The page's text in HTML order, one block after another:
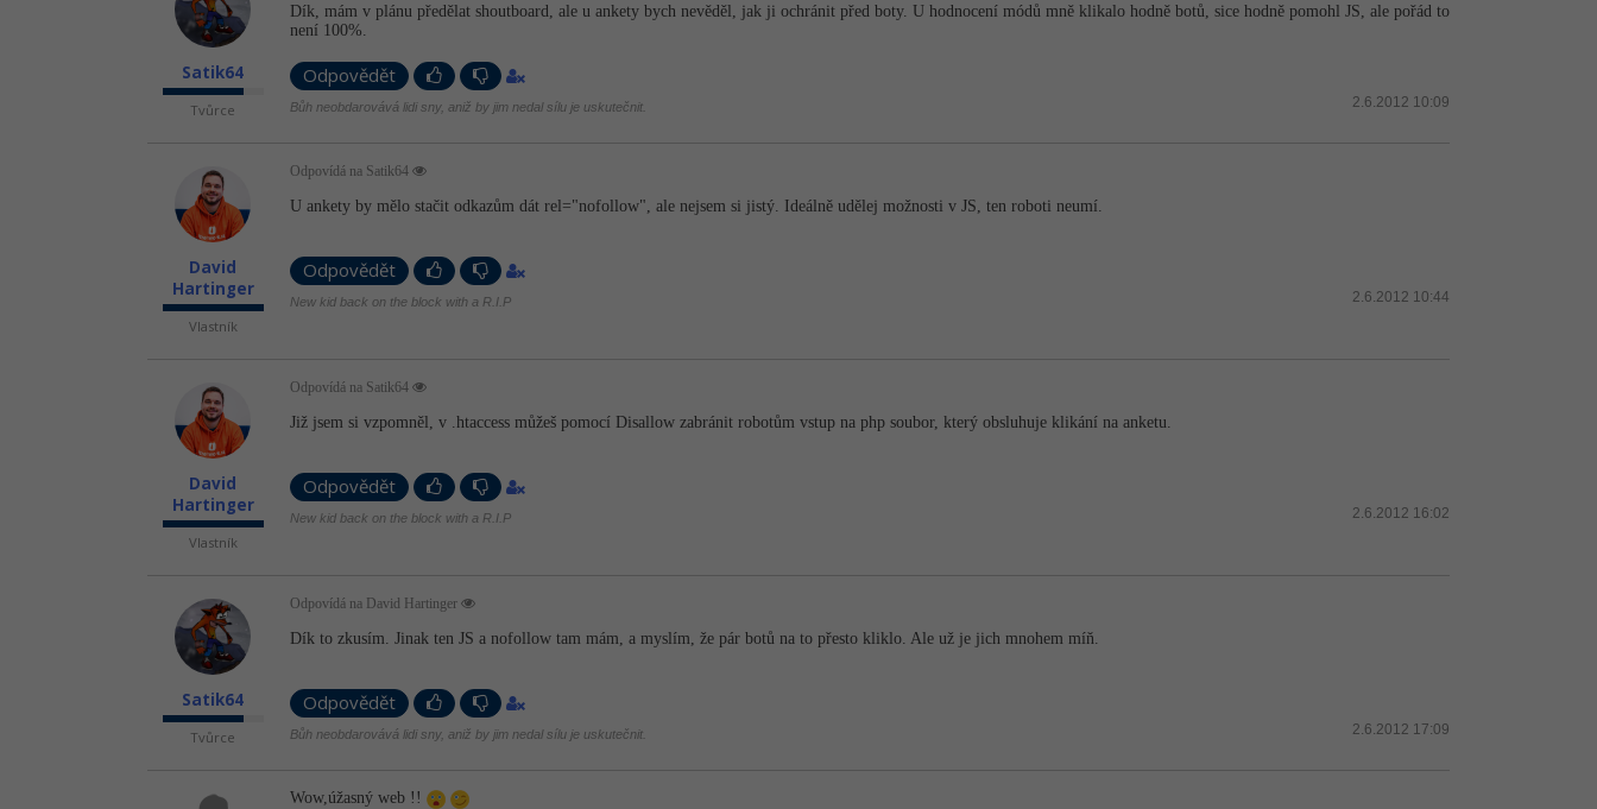
Satik64
Tvůrce
Dík, mám v plánu předělat shoutboard, ale u ankety bych nevěděl, jak ji ochránit před boty. U hodnocení módů mně klikalo hodně botů, sice hodně pomohl JS, ale pořád to
není 100%.
Odpovědět
2.6.2012 10:09
Bůh neobdarovává lidi sny, aniž by jim nedal sílu je uskutečnit.
David
Hartinger
Vlastník
Odpovídá na Satik64
U ankety by mělo stačit odkazům dát rel="nofollow", ale nejsem si jistý. Ideálně udělej možnosti v JS, ten roboti neumí.
Odpovědět
2.6.2012 10:44
New kid back on the block with a R.I.P
David
Hartinger
Vlastník
Odpovídá na Satik64
Již jsem si vzpomněl, v .htaccess můžeš pomocí Disallow zabránit robotům vstup na php soubor, který obsluhuje klikání na anketu.
Odpovědět
2.6.2012 16:02
New kid back on the block with a R.I.P
Satik64
Tvůrce
Odpovídá na David Hartinger
Dík to zkusím. Jinak ten JS a nofollow tam mám, a myslím, že pár botů na to přesto kliklo. Ale už je jich mnohem míň.
Odpovědět
2.6.2012 17:09
Bůh neobdarovává lidi sny, aniž by jim nedal sílu je uskutečnit.
Wow,úžasný web !!